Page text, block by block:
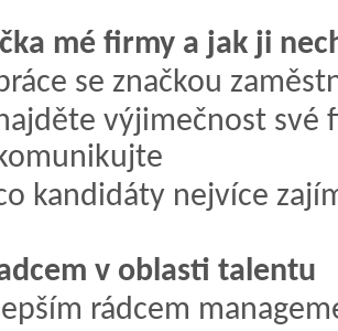
mé firmy a jak ji
se značkou
výjimečnost své
kandidáty nejvíce
v oblasti talentu
lepším rádcem